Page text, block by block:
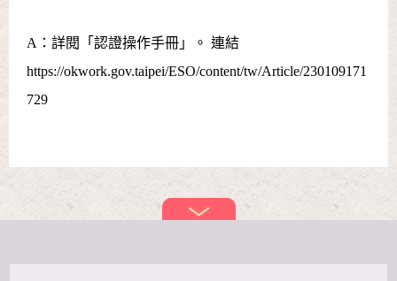
A：詳閱「認證操作手冊」。 連結
https://okwork.gov.taipei/ESO/content/tw/Article/230109171
729